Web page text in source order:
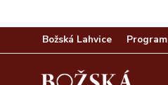
Božská Lahvice Program